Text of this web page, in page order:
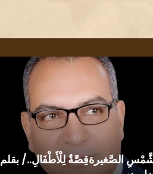
الصَّغيرةقِصَّةٌ لِلْأَطْفَالِ../ بقلم